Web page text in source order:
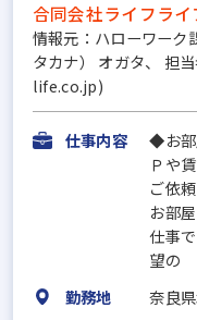
合同会社ライフライ
情報元：ハローワーク
タカナ） オガタ、
life.co.jp)
仕事内容
◆お部
Ｐや
ご依
お部
仕事
望の
勤務地
奈良